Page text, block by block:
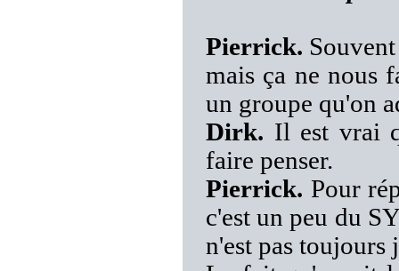
Pierrick.
mais ça ne nous
un groupe qu'on
Dirk. Il est vrai
faire penser.
Pierrick. Pour
c'est un peu du
n'est pas toujours